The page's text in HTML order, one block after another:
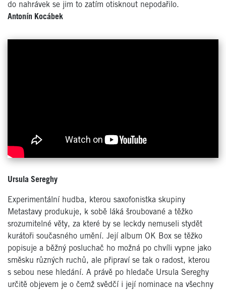
do nahrávek se jim to zatím otisknout nepodařilo.
Antonín Kocábek
Ursula Sereghy
Experimentální hudba, kterou saxofonistka skupiny
Metastavy produkuje, k sobě láká šroubované a těžko
srozumitelné věty, za které by se leckdy nemuseli stydět
kurátoři současného umění. Její album OK Box se těžko
popisuje a běžný posluchač ho možná po chvíli vypne jako
směsku různých ruchů, ale připraví se tak o radost, kterou
s sebou nese hledání. A právě po hledače Ursula Sereghy
určitě objevem je o čemž svědčí i její nominace na všechny